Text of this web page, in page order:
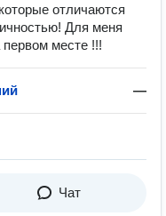
oтличаются
Для меня
первом месте !!!
—
Чат